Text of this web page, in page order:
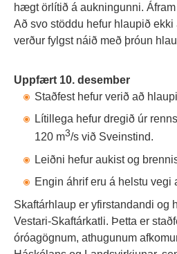
hægt örlítið á aukningunni.
Að svo stöddu hefur hlaupið
verður fylgst náið með þróun
Uppfært 10. desember
Staðfest hefur verið að
Lítillega hefur dregið úr
120 m3/s við Sveinstind.
Leiðni hefur aukist og
Engin áhrif eru á helstu vegi
Skaftárhlaup er yfirstandandi og
Vestari-Skaftárkatli. Þetta er
óróagögnum, athugunum